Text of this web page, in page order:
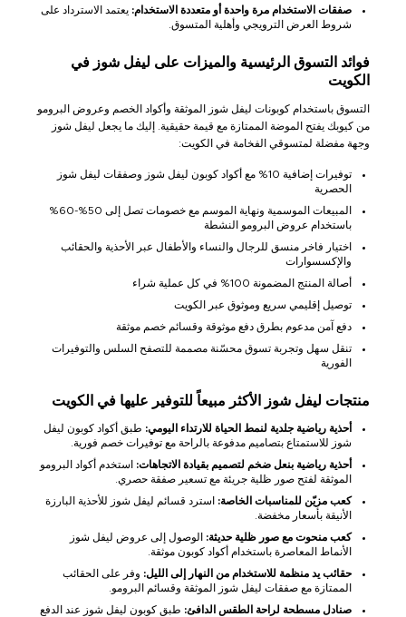
صفقات الاستخدام مرة واحدة أو متعددة الاستخدام: يعتمد الاسترداد على
شروط العرض الترويجي وأهلية المتسوق.
فوائد التسوق الرئيسية والميزات على ليفل شوز في
الكويت
التسوق باستخدام كوبونات ليفل شوز الموثقة وأكواد الخصم وعروض البرومو
من كيوبك يفتح الموضة الممتازة مع قيمة حقيقية. إليك ما يجعل ليفل شوز
وجهة مفضلة لمتسوقي الفخامة في الكويت:
توفيرات إضافية 10% مع أكواد كوبون ليفل شوز وصفقات ليفل شوز
الحصرية
المبيعات الموسمية ونهاية الموسم مع خصومات تصل إلى 50%-60%
باستخدام عروض البرومو النشطة
اختيار فاخر منسق للرجال والنساء والأطفال عبر الأحذية والحقائب
والإكسسوارات
أصالة المنتج المضمونة 100% في كل عملية شراء
توصيل إقليمي سريع وموثوق عبر الكويت
دفع آمن مدعوم بطرق دفع موثوقة وقسائم خصم موثقة
تنقل سهل وتجربة تسوق محسّنة مصممة للتصفح السلس والتوفيرات
الفورية
منتجات ليفل شوز الأكثر مبيعاً للتوفير عليها في الكويت
أحذية رياضية جلدية لنمط الحياة للارتداء اليومي: طبق أكواد كوبون ليفل
شوز للاستمتاع بتصاميم مدفوعة بالراحة مع توفيرات خصم فورية.
أحذية رياضية بنعل ضخم لتصميم بقيادة الاتجاهات: استخدم أكواد البرومو
الموثقة لفتح صور ظلية جريئة مع تسعير صفقة حصري.
كعب مزيّن للمناسبات الخاصة: استرد قسائم ليفل شوز للأحذية البارزة
الأنيقة بأسعار مخفضة.
كعب منحوت مع صور ظلية حديثة: الوصول إلى عروض ليفل شوز
الأنماط المعاصرة باستخدام أكواد كوبون موثقة.
حقائب يد منظمة للاستخدام من النهار إلى الليل: وفر على الحقائب
الممتازة مع صفقات ليفل شوز الموثقة وقسائم البرومو.
صنادل مسطحة لراحة الطقس الدافئ: طبق كوبون ليفل شوز عند الدفع